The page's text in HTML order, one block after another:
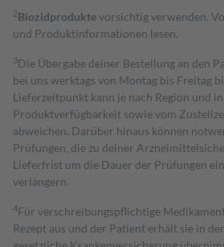
2Biozidproduktevorsichtig verwenden.
und Produktinformationen lesen.
3Die Übergabe deiner Bestellung an den
bei uns werktags von Montag bis Freitag
Lieferzeitpunkt kann je nach Region und
Produktverfügbarkeit sowie vom
abweichen. Darüber hinaus können
Prüfungen, die zu deiner
Lieferfrist um die Dauer der Prüfungen
verlängern.
4Für verschreibungspflichtige
Rezept aus und der Patient erhält sie in